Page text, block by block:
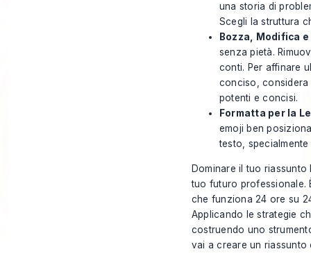
una storia di
Scegli la struttura
Bozza, Modifica
senza pietà.
conti. Per affinare
conciso,
potenti e concisi.
Formatta per la
emoji ben
testo,
Dominare il tuo
tuo futuro professionale.
che funziona 24 ore su
Applicando le strategie
costruendo uno
vai a creare un riassunto